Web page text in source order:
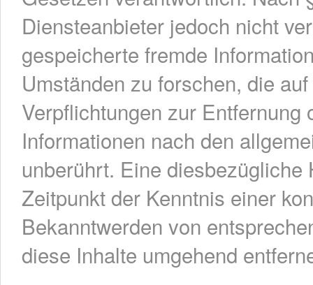
Diensteanbieter jedoch nicht
gespeicherte fremde
Umständen zu forschen, die
Verpflichtungen zur
Informationen nach den
unberührt. Eine
Zeitpunkt der Kenntnis einer
Bekanntwerden von
diese Inhalte umgehend